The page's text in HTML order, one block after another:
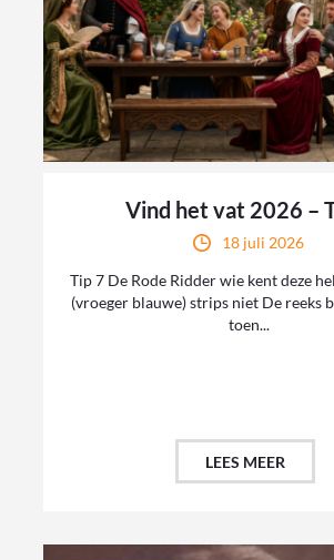
Vind het vat 2026 –
18 juli 2026
Tip 7 De Rode Ridder wie kent deze
(vroeger blauwe) strips niet De reeks
toen...
LEES MEER